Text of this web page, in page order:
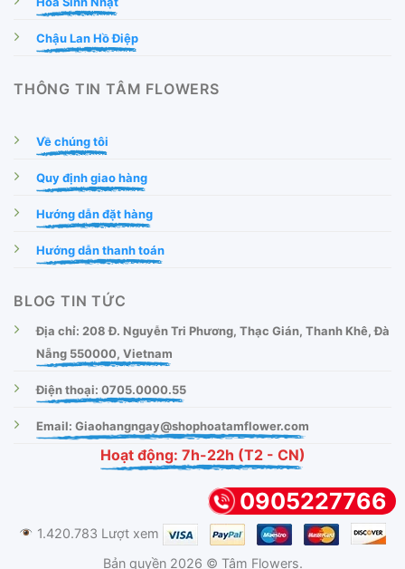
Chậu Lan Hồ Điệp
THÔNG TIN TÂM FLOWERS
Về chúng tôi
Quy định giao hàng
Hướng dẫn đặt hàng
Hướng dẫn thanh toán
BLOG TIN TỨC
Địa chỉ: 208 Đ. Nguyễn Tri Phương, Thạc Gián, Thanh Khê, Đà
Nẵng 550000, Vietnam
Điện thoại: 0705.0000.55
Email: Giaohangngay@shophoatamflower.com
Hoạt động: 7h-22h (T2 - CN)
1.420.783 Lượt xem
Bản quyền 2026 © Tâm Flowers.
0905227766